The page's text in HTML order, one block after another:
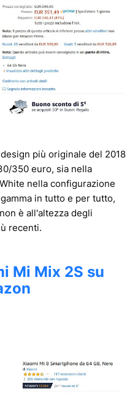
più originale del 2018
350 euro, sia nella
nella configurazione
in tutto e per tutto,
è all'altezza degli
recenti.
Mi Mix 2S su